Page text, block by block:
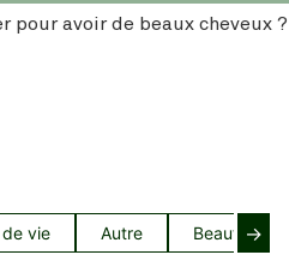
pour avoir de beaux cheveux ?
vie Autre Beauté→